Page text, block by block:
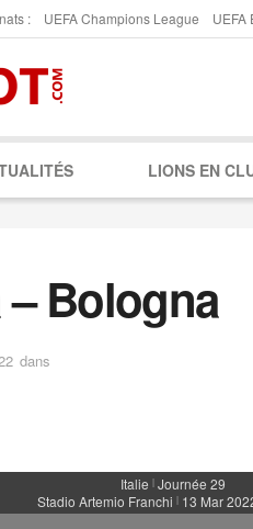
: UEFA Champions League UEFA
LIONS EN
Bologna
dans
Italie | Journée 29
Stadio Artemio Franchi | 13 Mar